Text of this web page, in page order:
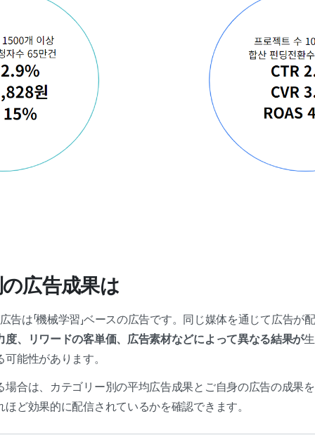
広告成果は
告は「機械学習」ベースの広告です。同じ媒体を通じて広告が
度、リワードの客単価、広告素材などによって異なる結果が
能性があります。
場合は、カテゴリー別の平均広告成果とご自身の広告の成果
ど効果的に配信されているかを確認できます。